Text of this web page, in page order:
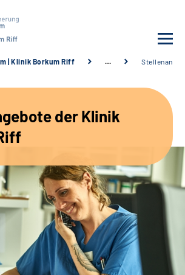
| Klinik Borkum Riff …
der Klinik